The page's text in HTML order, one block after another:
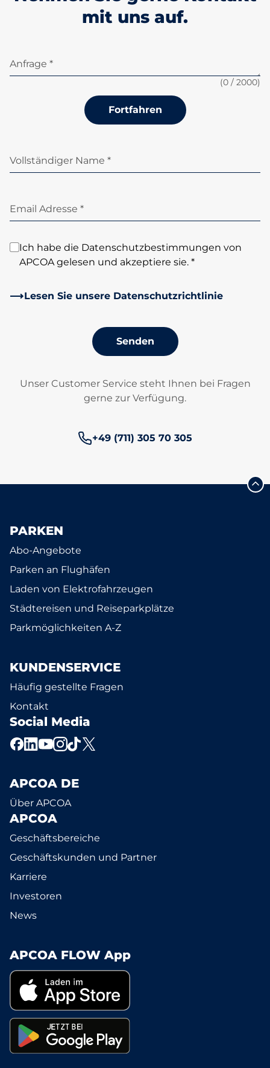
mit uns auf.
Anfrage *
(0 / 2000)
Fortfahren
Vollständiger Name *
Email Adresse *
Ich habe die Datenschutzbestimmungen von
APCOA gelesen und akzeptiere sie. *
Lesen Sie unsere Datenschutzrichtlinie
Senden
Unser Customer Service steht Ihnen bei Fragen
gerne zur Verfügung.
Telefonnummer:
+49 (711) 305 70 305
PARKEN
Abo-Angebote
Parken an Flughäfen
Laden von Elektrofahrzeugen
Städtereisen und Reiseparkplätze
Parkmöglichkeiten A-Z
KUNDENSERVICE
Häufig gestellte Fragen
Kontakt
Social Media
APCOA DE
Über APCOA
APCOA
Geschäftsbereiche
Geschäftskunden und Partner
Karriere
Investoren
News
APCOA FLOW App